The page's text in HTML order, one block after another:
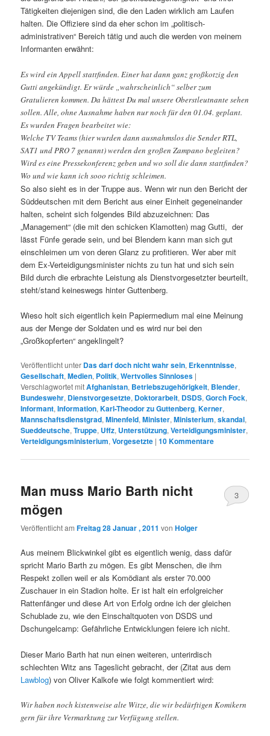
Tätigkeiten diejenigen sind, die den Laden wirklich am Laufen
halten. Die Offiziere sind da eher schon im „politisch-
administrativen“ Bereich tätig und auch die werden von meinem
Informanten erwähnt:
Es wird ein Appell stattfinden. Einer hat dann ganz großkotzig den
Gutti angekündigt. Er würde „wahrscheinlich“ selber zum
Gratulieren kommen. Da hättest Du mal unsere Oberstleutnante sehen
sollen. Alle, ohne Ausnahme haben nur noch für den 01.04. geplant.
Es wurden Fragen bearbeitet wie:
Welche TV Teams (hier wurden dann ausnahmslos die Sender RTL,
SAT1 und PRO 7 genannt) werden den großen Zampano begleiten?
Wird es eine Pressekonferenz geben und wo soll die dann stattfinden?
Wo und wie kann ich sooo richtig schleimen.
So also sieht es in der Truppe aus. Wenn wir nun den Bericht der
Süddeutschen mit dem Bericht aus einer Einheit gegeneinander
halten, scheint sich folgendes Bild abzuzeichnen: Das
„Management“ (die mit den schicken Klamotten) mag Gutti, der
lässt Fünfe gerade sein, und bei Blendern kann man sich gut
einschleimen um von deren Glanz zu profitieren. Wer aber mit
dem Ex-Verteidigungsminister nichts zu tun hat und sich sein
Bild durch die erbrachte Leistung als Dienstvorgesetzter beurteilt,
steht/stand keineswegs hinter Guttenberg.
Wieso holt sich eigentlich kein Papiermedium mal eine Meinung
aus der Menge der Soldaten und es wird nur bei den
„Großkopferten“ angeklingelt?
Veröffentlicht unter Das darf doch nicht wahr sein, Erkenntnisse,
Gesellschaft,Medien, Politik,Wertvolles Sinnloses |
Verschlagwortet mitAfghanistan, Betriebszugehörigkeit, Blender,
Bundeswehr, Dienstvorgesetzte, Doktorarbeit, DSDS,Gorch Fock,
Informant,Information,Karl-Theodor zu Guttenberg,Kerner,
Mannschaftsdienstgrad,Minenfeld,Minister,Ministerium,skandal,
Sueddeutsche,Truppe, Uffz, Unterstützung,Verteidigungsminister,
Verteidigungsministerium,Vorgesetzte |10Kommentare
Man muss Mario Barth nicht
mögen
Veröffentlicht amFreitag 28 Januar , 2011 vonHolger
3
Aus meinem Blickwinkel gibt es eigentlich wenig, dass dafür
spricht Mario Barth zu mögen. Es gibt Menschen, die ihm
Respekt zollen weil er als Komödiant als erster 70.000
Zuschauer in ein Stadion holte. Er ist halt ein erfolgreicher
Rattenfänger und diese Art von Erfolg ordne ich der gleichen
Schublade zu, wie den Einschaltquoten von DSDS und
Dschungelcamp: Gefährliche Entwicklungen feiere ich nicht.
Dieser Mario Barth hat nun einen weiteren, unterirdisch
schlechten Witz ans Tageslicht gebracht, der (Zitat aus dem
Lawblog) von Oliver Kalkofe wie folgt kommentiert wird:
Wir haben noch kistenweise alte Witze, die wir bedürftigen Komikern
gern für ihre Vermarktung zur Verfügung stellen.